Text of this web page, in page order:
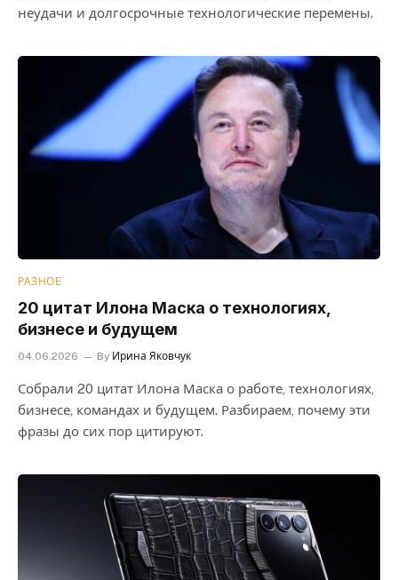
неудачи и долгосрочные технологические перемены.
РАЗНОЕ
20 цитат Илона Маска о технологиях,
бизнесе и будущем
04.06.2026 By Ирина Яковчук
Собрали 20 цитат Илона Маска о работе, технологиях,
бизнесе, командах и будущем. Разбираем, почему эти
фразы до сих пор цитируют.